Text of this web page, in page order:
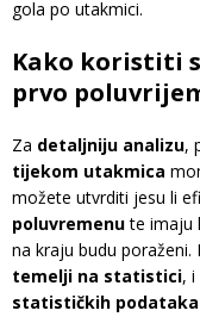
gola po utakmici.
Kako koristiti
prvo
Za detaljniju analizu,
tijekom utakmica
možete utvrditi jesu li
poluvremenute imaju
na kraju budu
temelji na statistici,
statističkih podataka